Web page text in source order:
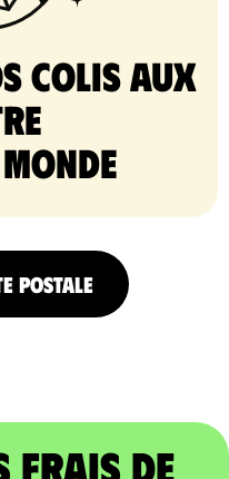
colis aux
POSTALE
frais de